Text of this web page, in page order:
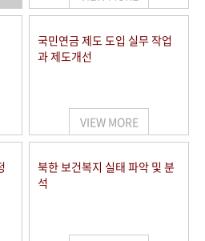
국민연금 제도 도입 실무 작업
과 제도개선
VIEW MORE
북한 보건복지 실태 파악 및 분
석